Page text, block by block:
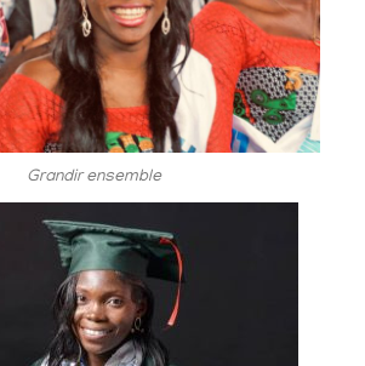
Grandir ensemble